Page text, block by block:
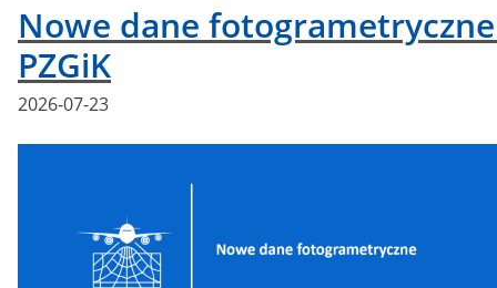
Nowe dane
PZGiK
Posted
2026-07-23